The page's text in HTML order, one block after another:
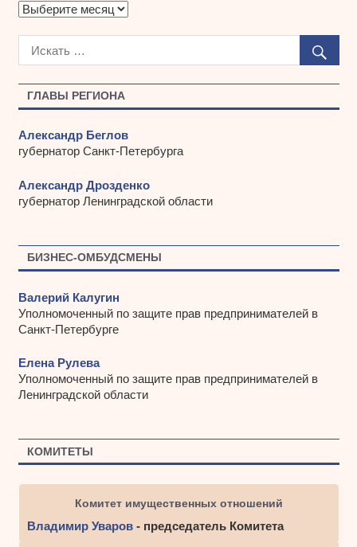
ГЛАВЫ РЕГИОНА
Александр Беглов
губернатор Санкт-Петербурга
Александр Дрозденко
губернатор Ленинградской области
БИЗНЕС-ОМБУДСМЕНЫ
Валерий Калугин
Уполномоченный по защите прав предпринимателей в
Санкт-Петербурге
Елена Рулева
Уполномоченный по защите прав предпринимателей в
Ленинградской области
КОМИТЕТЫ
Комитет имущественных отношений
Владимир Уваров- председатель Комитета
А
х
ы